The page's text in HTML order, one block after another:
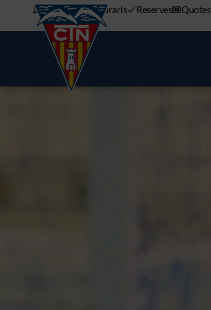
APP mòbil Horaris Reserves Quotes